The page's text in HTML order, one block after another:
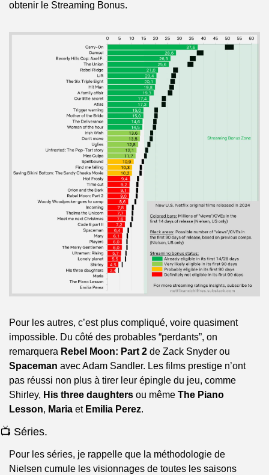
obtenir le Streaming Bonus.
Pour les autres, c’est plus compliqué, voire quasiment
impossible. Du côté des probables “perdants”, on
remarquera Rebel Moon: Part 2
Spaceman avec Adam Sandler. Les films prestige n’ont
pas réussi non plus à tirer leur épingle du jeu, comme
Shirley, His three daughters ou même The Piano
Lesson, Maria et Emilia Perez.
📺 Séries.
Pour les séries, je rappelle que la méthodologie de
Nielsen cumule les visionnages de toutes les saisons